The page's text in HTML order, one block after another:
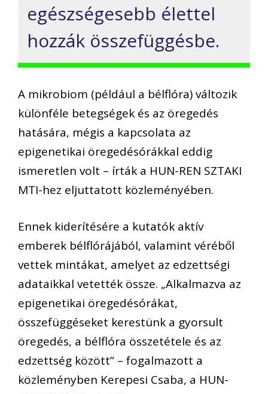
egészségesebb élettel
hozzák összefüggésbe.
A mikrobiom (például a bélflóra) változik
különféle betegségek és az öregedés
hatására, mégis a kapcsolata az
epigenetikai öregedésórákkal eddig
ismeretlen volt – írták a HUN-REN SZTAKI
MTI-hez eljuttatott közleményében.
Ennek kiderítésére a kutatók aktív
emberek bélflórájából, valamint véréből
vettek mintákat, amelyet az edzettségi
adataikkal vetették össze. „Alkalmazva az
epigenetikai öregedésórákat,
összefüggéseket kerestünk a gyorsult
öregedés, a bélflóra összetétele és az
edzettség között” – fogalmazott a
közleményben Kerepesi Csaba, a HUN-